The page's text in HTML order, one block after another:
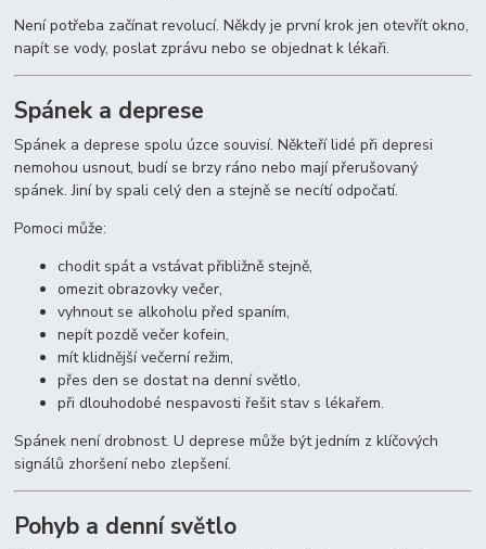
Není potřeba začínat revolucí. Někdy je první krok jen otevřít okno,
napít se vody, poslat zprávu nebo se objednat k lékaři.
Spánek a deprese
Spánek a deprese spolu úzce souvisí. Někteří lidé při depresi
nemohou usnout, budí se brzy ráno nebo mají přerušovaný
spánek. Jiní by spali celý den a stejně se necítí odpočatí.
Pomoci může:
chodit spát a vstávat přibližně stejně,
omezit obrazovky večer,
vyhnout se alkoholu před spaním,
nepít pozdě večer kofein,
mít klidnější večerní režim,
přes den se dostat na denní světlo,
při dlouhodobé nespavosti řešit stav s lékařem.
Spánek není drobnost. U deprese může být jedním z klíčových
signálů zhoršení nebo zlepšení.
Pohyb a denní světlo